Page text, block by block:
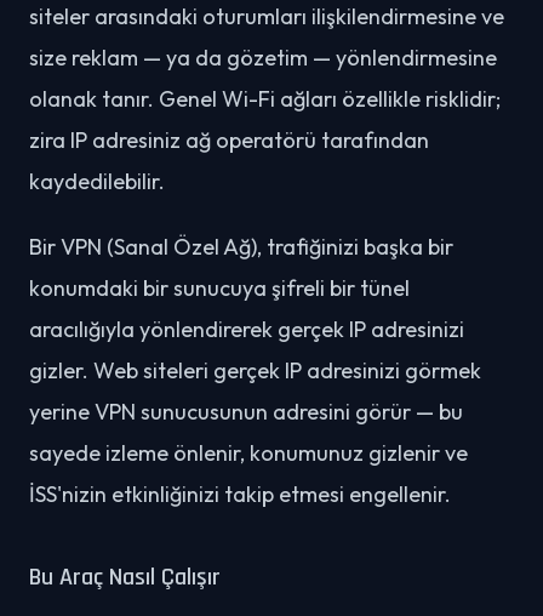
siteler arasındaki oturumları ilişkilendirmesine ve
size reklam — ya da gözetim — yönlendirmesine
olanak tanır. Genel Wi-Fi ağları özellikle risklidir;
zira IP adresiniz ağ operatörü tarafından
kaydedilebilir.
Bir VPN (Sanal Özel Ağ), trafiğinizi başka bir
konumdaki bir sunucuya şifreli bir tünel
aracılığıyla yönlendirerek gerçek IP adresinizi
gizler. Web siteleri gerçek IP adresinizi görmek
yerine VPN sunucusunun adresini görür — bu
sayede izleme önlenir, konumunuz gizlenir ve
İSS'nizin etkinliğinizi takip etmesi engellenir.
Bu Araç Nasıl Çalışır